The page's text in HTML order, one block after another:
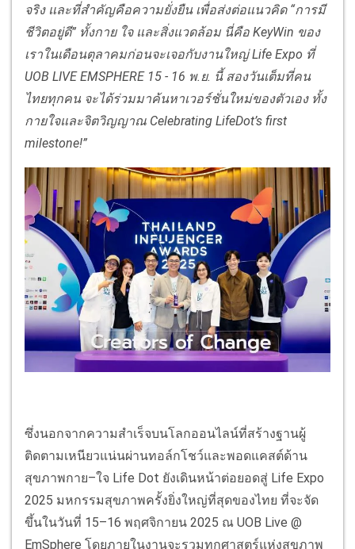
จริง และที่สำคัญคือความยั่งยืน เพื่อส่งต่อแนวคิด “การมี
ชีวิตอยู่ดี” ทั้งกาย ใจ และสิ่งแวดล้อม นี่คือ KeyWin ของ
เราในเดือนตุลาคมก่อนจะเจอกับงานใหญ่ Life Expo ที่
UOB LIVE EMSPHERE 15 - 16 พ.ย. นี้ สองวันเต็มที่คน
ไทยทุกคน จะได้ร่วมมาค้นหาเวอร์ชั่นใหม่ของตัวเอง ทั้ง
กายใจและจิตวิญญาณ Celebrating LifeDot’s first
milestone!”
ซึ่งนอกจากความสำเร็จบนโลกออนไลน์ที่สร้างฐานผู้
ติดตามเหนียวแน่นผ่านทอล์กโชว์และพอดแคสต์ด้าน
สุขภาพกาย–ใจ Life Dot ยังเดินหน้าต่อยอดสู่ Life Expo
2025 มหกรรมสุขภาพครั้งยิ่งใหญ่ที่สุดของไทย ที่จะจัด
ขึ้นในวันที่ 15–16 พฤศจิกายน 2025 ณ UOB Live @
EmSphere โดยภายในงานจะรวมทุกศาสตร์แห่งสุขภาพ